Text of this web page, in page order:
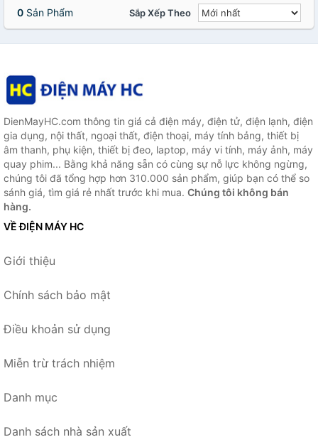
0 Sản Phẩm Sắp Xếp Theo
DienMayHC.com thông tin giá cả điện máy, điện tử, điện lạnh, điện
gia dụng, nội thất, ngoại thất, điện thoại, máy tính bảng, thiết bị
âm thanh, phụ kiện, thiết bị đeo, laptop, máy vi tính, máy ảnh, máy
quay phim... Bằng khả năng sẵn có cùng sự nỗ lực không ngừng,
chúng tôi đã tổng hợp hơn 310.000 sản phẩm, giúp bạn có thể so
sánh giá, tìm giá rẻ nhất trước khi mua. Chúng tôi không bán
hàng.
VỀ ĐIỆN MÁY HC
Giới thiệu
Chính sách bảo mật
Điều khoản sử dụng
Miễn trừ trách nhiệm
Danh mục
Danh sách nhà sản xuất